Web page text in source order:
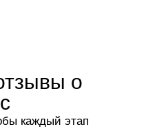
о
каждый этап